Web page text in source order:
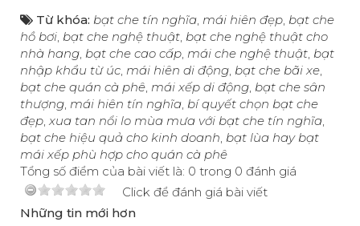
Từ khóa: bạt che tín nghĩa, mái hiên đẹp, bạt che
hồ bơi, bạt che nghệ thuật, bạt che nghệ thuật cho
nhà hang, bạt che cao cấp, mái che nghệ thuật, bạt
nhập khẩu từ úc, mái hiên di động, bạt che bãi xe,
bạt che quán cà phê, mái xếp di động, bạt che sân
thượng, mái hiên tín nghĩa, bí quyết chọn bạt che
đẹp, xua tan nổi lo mùa mưa với bạt che tín nghĩa,
bạt che hiệu quả cho kinh doanh, bạt lùa hay bạt
mái xếp phù hợp cho quán cà phê
Tổng số điểm của bài viết là: 0 trong 0 đánh giá
Click để đánh giá bài viết
Những tin mới hơn